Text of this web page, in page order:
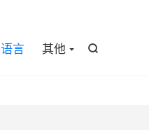

语言 其他